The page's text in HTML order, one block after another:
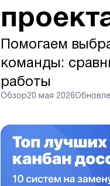
Помогаем
команды:
работы
Обзор20 мая 2026